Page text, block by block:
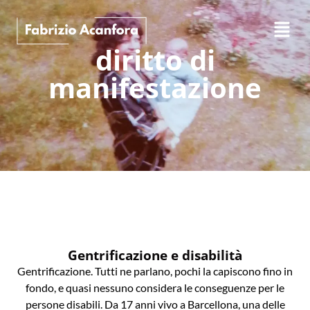
diritto di
manifestazione
Gentrificazione e disabilità
Gentrificazione. Tutti ne parlano, pochi la capiscono fino in
fondo, e quasi nessuno considera le conseguenze per le
persone disabili. Da 17 anni vivo a Barcellona, una delle